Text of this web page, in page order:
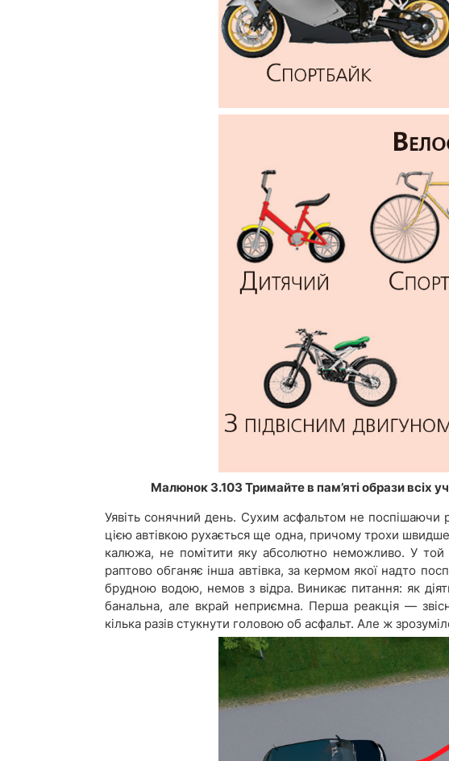
Малюнок 3.103 Тримайте в пам’яті образи всіх
Уявіть сонячний день. Сухим асфальтом не поспішаючи
цією автівкою рухається ще одна, причому трохи
калюжа, не помітити яку абсолютно неможливо. У той
раптово обганяє інша автівка, за кермом якої надто
брудною водою, немов з відра. Виникає питання: як
банальна, але вкрай неприємна. Перша реакція —
кілька разів стукнути головою об асфальт. Але ж